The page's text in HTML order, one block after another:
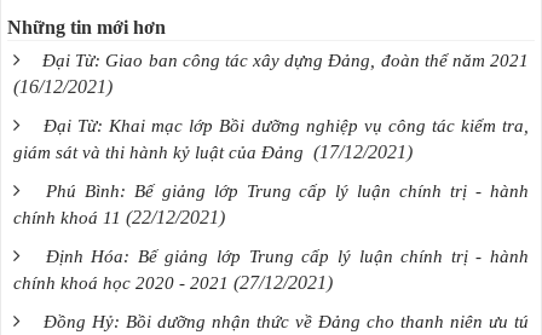
Những tin mới hơn
Đại Từ: Giao ban công tác xây dựng Đảng, đoàn thể năm 2021
(16/12/2021)
Đại Từ: Khai mạc lớp Bồi dưỡng nghiệp vụ công tác kiểm tra,
giám sát và thi hành kỷ luật của Đảng (17/12/2021)
Phú Bình: Bế giảng lớp Trung cấp lý luận chính trị - hành
chính khoá 11 (22/12/2021)
Định Hóa: Bế giảng lớp Trung cấp lý luận chính trị - hành
chính khoá học 2020 - 2021 (27/12/2021)
Đồng Hỷ: Bồi dưỡng nhận thức về Đảng cho thanh niên ưu tú